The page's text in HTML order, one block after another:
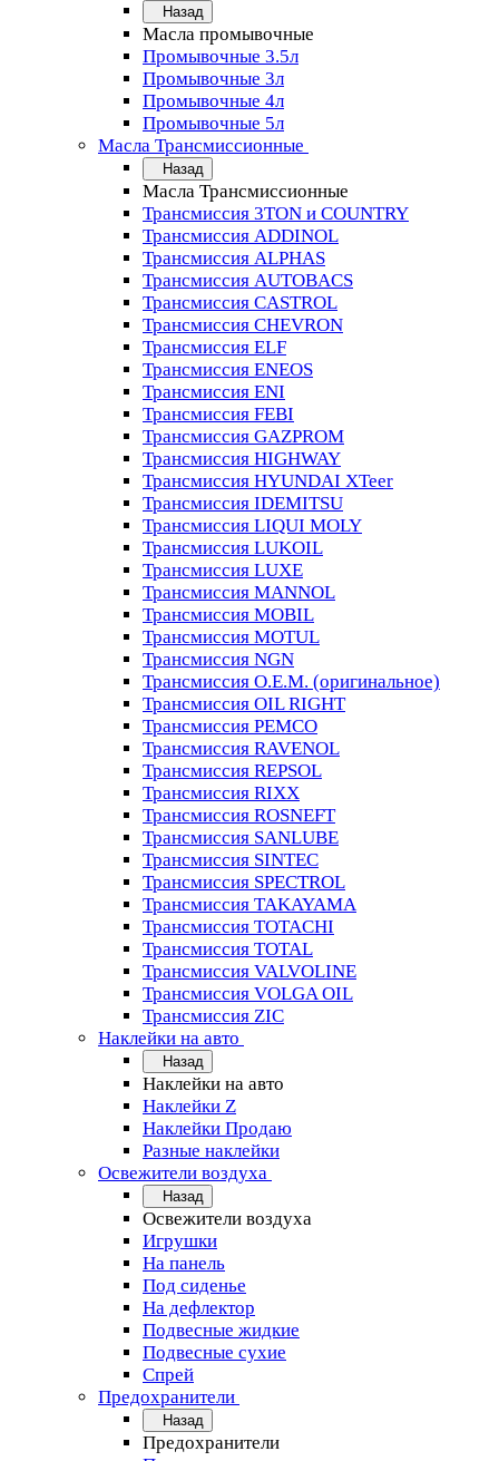
Назад
Масла промывочные
Промывочные 3.5л
Промывочные 3л
Промывочные 4л
Промывочные 5л
Масла Трансмиссионные
Назад
Масла Трансмиссионные
Трансмиссия 3TON и COUNTRY
Трансмиссия ADDINOL
Трансмиссия ALPHAS
Трансмиссия AUTOBACS
Трансмиссия CASTROL
Трансмиссия CHEVRON
Трансмиссия ELF
Трансмиссия ENEOS
Трансмиссия ENI
Трансмиссия FEBI
Трансмиссия GAZPROM
Трансмиссия HIGHWAY
Трансмиссия HYUNDAI XTeer
Трансмиссия IDEMITSU
Трансмиссия LIQUI MOLY
Трансмиссия LUKOIL
Трансмиссия LUXE
Трансмиссия MANNOL
Трансмиссия MOBIL
Трансмиссия MOTUL
Трансмиссия NGN
Трансмиссия O.E.M. (оригинальное)
Трансмиссия OIL RIGHT
Трансмиссия PEMCO
Трансмиссия RAVENOL
Трансмиссия REPSOL
Трансмиссия RIXX
Трансмиссия ROSNEFT
Трансмиссия SANLUBE
Трансмиссия SINTEC
Трансмиссия SPECTROL
Трансмиссия TAKAYAMA
Трансмиссия TOTACHI
Трансмиссия TOTAL
Трансмиссия VALVOLINE
Трансмиссия VOLGA OIL
Трансмиссия ZIC
Наклейки на авто
Назад
Наклейки на авто
Наклейки Z
Наклейки Продаю
Разные наклейки
Освежители воздуха
Назад
Освежители воздуха
Игрушки
На панель
Под сиденье
На дефлектор
Подвесные жидкие
Подвесные сухие
Спрей
Предохранители
Назад
Предохранители